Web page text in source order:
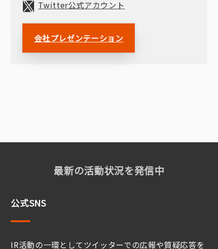
Twitter公式アカウント
会社プレゼンテーション
最新の活動状況を発信中
公式SNS
IR活動の一環としてツイッターでの広報や質疑応答を